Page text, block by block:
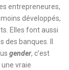
entrepreneures,
développés,
Elles font aussi
banques. Il
gender, c’est
vraie